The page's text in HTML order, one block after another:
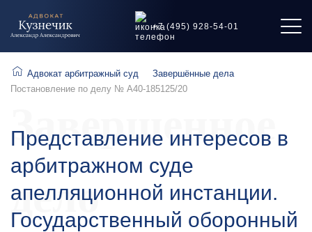
+7 (495) 928-54-01
Адвокат арбитражный суд
Завершённые дела
Постановление по делу № А40-185125/20
Представление интересов в
арбитражном суде
апелляционной инстанции.
Государственный оборонный
Завершенное
дело